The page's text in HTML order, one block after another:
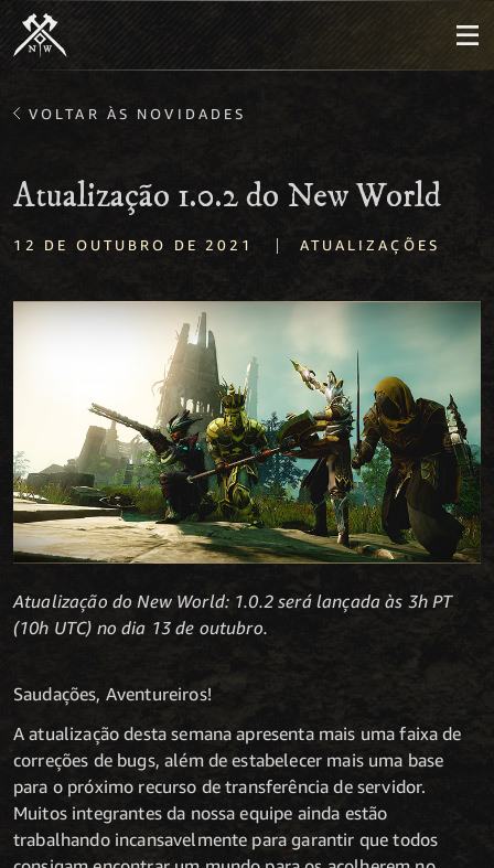
VOLTAR ÀS NOVIDADES
Atualização 1.0.2 do New World
12 DE OUTUBRO DE 2021 | ATUALIZAÇÕES
Atualização do New World: 1.0.2 será lançada às 3h PT
(10h UTC) no dia 13 de outubro.
Saudações, Aventureiros!
A atualização desta semana apresenta mais uma faixa de
correções de bugs, além de estabelecer mais uma base
para o próximo recurso de transferência de servidor.
Muitos integrantes da nossa equipe ainda estão
trabalhando incansavelmente para garantir que todos